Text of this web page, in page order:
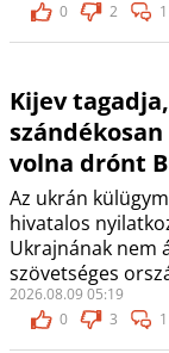
0
2 1
Kijev
volna drónt
Az ukrán
hivatalos
Ukrajnának nem
szövetséges
2026.08.09 05:19
0
3 1